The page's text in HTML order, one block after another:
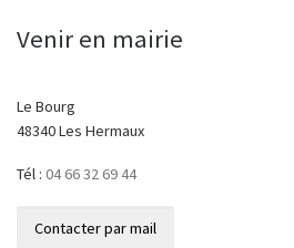
Venir en mairie
Le Bourg
48340 Les Hermaux
Tél : 04 66 32 69 44